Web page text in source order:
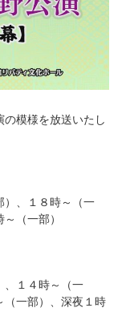
模様を放送いたし
）、１８時～（一
（一部）
、１４時～（一
（一部）、深夜１時